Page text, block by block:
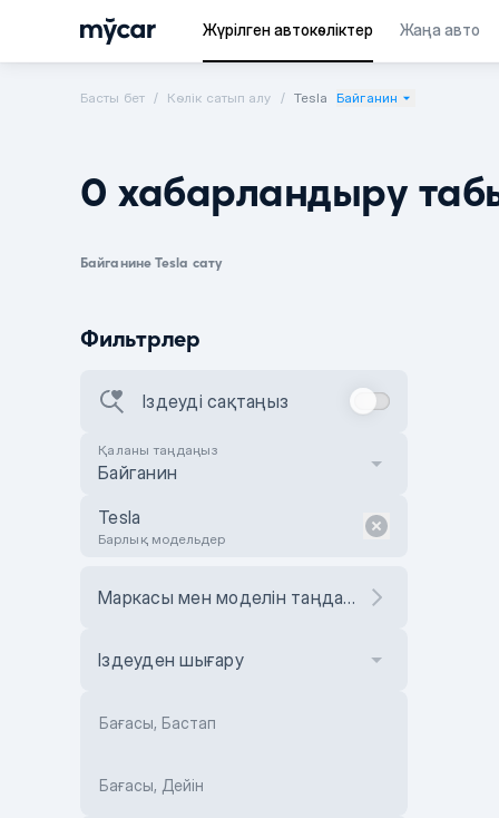
Жүрілген автокөліктер Жаңа авто
Басты бет Көлік сатып алу Tesla Байганин
0 хабарландыру
Байганине Tesla сату
Фильтрлер
Іздеуді сақтаңыз
Қаланы таңдаңыз
Байганин
Tesla
Барлық модельдер
Маркасы мен моделін таңдаңыз
Іздеуден шығару
Бағасы, Бастап
Бағасы, Дейін